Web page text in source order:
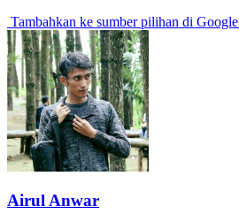
Tambahkan ke sumber pilihan di Google
Airul Anwar